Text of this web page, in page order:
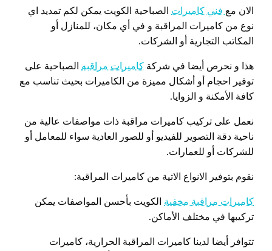
الان مع فني كاميرات الصباحية الكويت يمكن لكم تمديد اي
نوع من كاميرات المراقبة و في أي مكان، للمنازل أو
المكاتب التجارية أو الشركات.
هذا و نحرص أيضا في شركة كاميرات مراقبه الصباحية على
توفير احجام أو أشكال مميزة من الكاميرات بحيث تناسب مع
كافة الأمكنة و الزوايا.
نعمل على تركيب كاميرات مراقبة ذات مواصفات عالية من
ناحية دقة التصوير للفيديو أو للصور العادية سواء للمعامل أو
للشركات أو للعمارات.
نقوم بتوفير الانواع الاتية من كاميرات المراقبة:
كاميرات مراقبة مخفية الكويت بأحسن المواصفات يمكن
تركيبها في مختلف الأماكن.
تتوافر أيضا لدينا كاميرات المراقبة الحرارية، كاميرات